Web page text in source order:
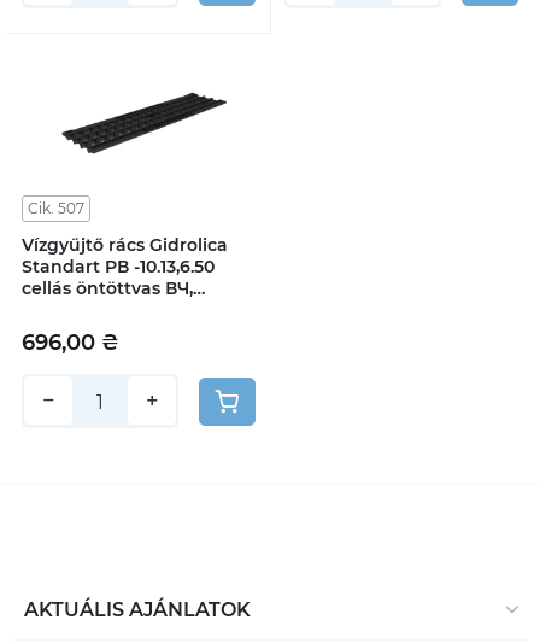
Cik. 507
Vízgyűjtő rács Gidrolica
Standart РВ -10.13,6.50
cellás öntöttvas ВЧ,
696,00 ₴
− +
AKTUÁLIS AJÁNLATOK